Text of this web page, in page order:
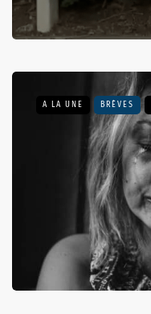
A LA UNE BRÈVES